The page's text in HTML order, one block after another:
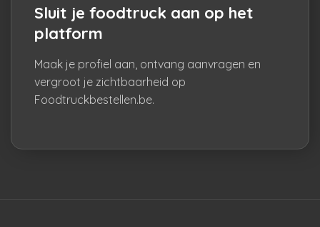
Sluit je foodtruck aan op het
platform
Maak je profiel aan, ontvang aanvragen en
vergroot je zichtbaarheid op
Foodtruckbestellen.be.